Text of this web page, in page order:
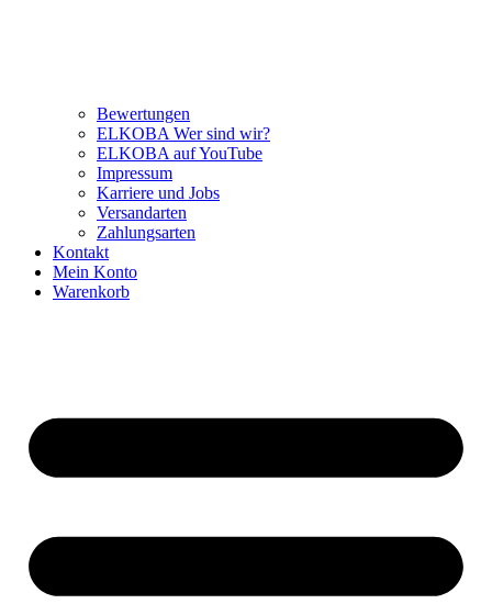
Bewertungen
ELKOBA Wer sind wir?
ELKOBA auf YouTube
Impressum
Karriere und Jobs
Versandarten
Zahlungsarten
Kontakt
Mein Konto
Warenkorb